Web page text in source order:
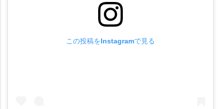
この投稿をInstagramで見る